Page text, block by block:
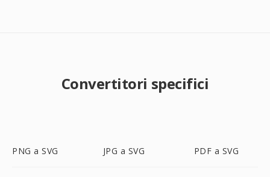
Convertitori specifici
PNG a SVG JPG a SVG PDF a SVG